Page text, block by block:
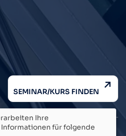
SEMINAR/KURS FINDEN
Ihre
für folgende